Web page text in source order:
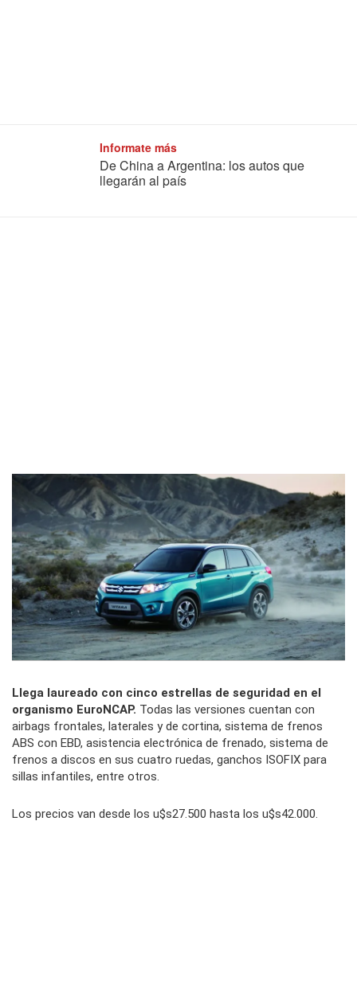
Informate más
De China a Argentina: los autos que
llegarán al país
Llega laureado con cinco estrellas de seguridad en el
organismo EuroNCAP. Todas las versiones cuentan con
airbags frontales, laterales y de cortina, sistema de frenos
ABS con EBD, asistencia electrónica de frenado, sistema de
frenos a discos en sus cuatro ruedas, ganchos ISOFIX para
sillas infantiles, entre otros.
Los precios van desde los u$s27.500 hasta los u$s42.000.